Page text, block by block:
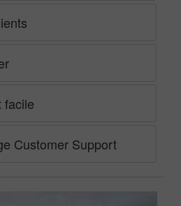
facile
Customer Support